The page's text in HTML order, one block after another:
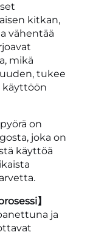
kitkan,
vähentää
mikä
tukee
käyttöön
on
joka on
käyttöä
】
ja